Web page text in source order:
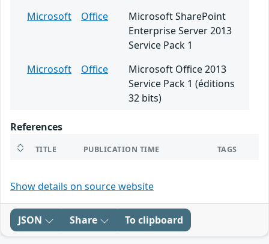
Microsoft
Office
Microsoft SharePoint
Enterprise Server 2013
Service Pack 1
Microsoft
Office
Microsoft Office 2013
Service Pack 1 (éditions
32 bits)
References
TITLE PUBLICATION TIME TAGS
Show details on source website
JSON Share To clipboard